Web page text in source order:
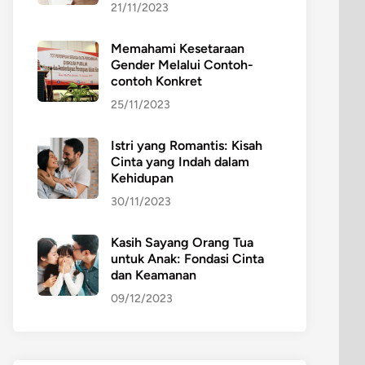
21/11/2023
Memahami Kesetaraan
Gender Melalui Contoh-
contoh Konkret
25/11/2023
Istri yang Romantis: Kisah
Cinta yang Indah dalam
Kehidupan
30/11/2023
Kasih Sayang Orang Tua
untuk Anak: Fondasi Cinta
dan Keamanan
09/12/2023